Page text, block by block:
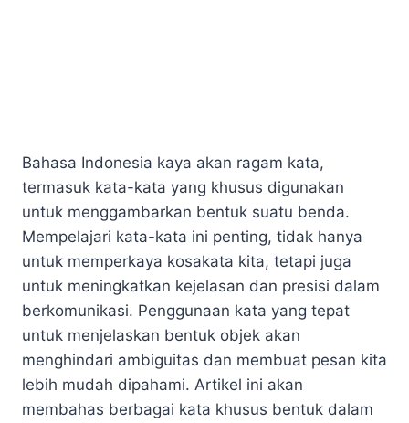
Bahasa Indonesia kaya akan ragam kata,
termasuk kata-kata yang khusus digunakan
untuk menggambarkan bentuk suatu benda.
Mempelajari kata-kata ini penting, tidak hanya
untuk memperkaya kosakata kita, tetapi juga
untuk meningkatkan kejelasan dan presisi dalam
berkomunikasi. Penggunaan kata yang tepat
untuk menjelaskan bentuk objek akan
menghindari ambiguitas dan membuat pesan kita
lebih mudah dipahami. Artikel ini akan
membahas berbagai kata khusus bentuk dalam